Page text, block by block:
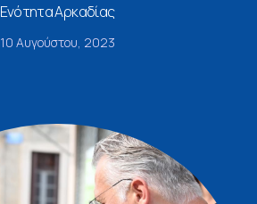
Ενότητα Αρκαδίας
10 Αυγούστου, 2023